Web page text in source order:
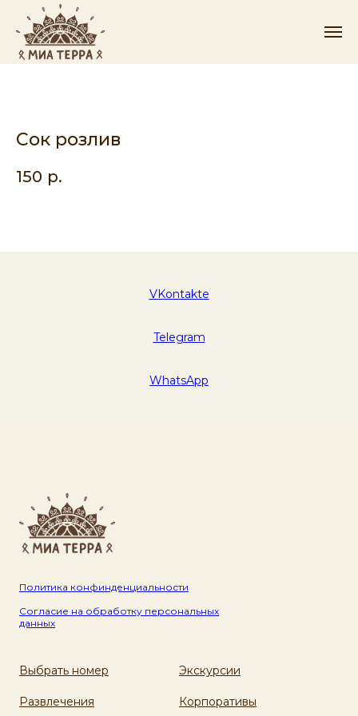
Сок розлив
150 р.
VKontakte
Telegram
WhatsApp
Политика конфинденциальности
Согласие на обработку персональных
данных
Выбрать номер
Развлечения
Экскурсии
Корпоративы